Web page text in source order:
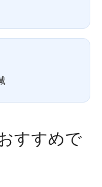
すすめで